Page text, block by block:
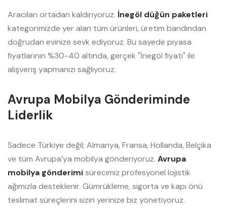
Aracıları ortadan kaldırıyoruz. İnegöl düğün paketleri
kategorimizde yer alan tüm ürünleri, üretim bandından
doğrudan evinize sevk ediyoruz. Bu sayede piyasa
fiyatlarının %30-40 altında, gerçek "İnegöl fiyatı" ile
alışveriş yapmanızı sağlıyoruz.
Avrupa Mobilya Gönderiminde
Liderlik
Sadece Türkiye değil; Almanya, Fransa, Hollanda, Belçika
ve tüm Avrupa’ya mobilya gönderiyoruz. Avrupa
mobilya gönderimisürecimiz profesyonel lojistik
ağımızla desteklenir. Gümrükleme, sigorta ve kapı önü
teslimat süreçlerini sizin yerinize biz yönetiyoruz.